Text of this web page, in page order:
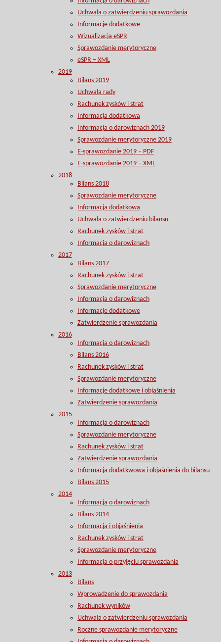
Uchwała o zatwierdzeniu sprawozdania
Informacje dodatkowe
Wizualizacja eSPR
Sprawozdanie merytoryczne
eSPR – XML
2019
Bilans 2019
Uchwała rady
Rachunek zysków i strat
Informacja dodatkowa
Informacja o darowiznach 2019
Sprawozdanie merytoryczne 2019
E-sprawozdanie 2019 – PDF
E-sprawozdanie 2019 – XML
2018
Bilans 2018
Sprawozdanie merytoryczne
Informacja dodatkowa
Uchwała o zatwierdzeniu bilansu
Rachunek zysków i strat
Informacja o darowiznach
2017
Bilans 2017
Rachunek zysków i strat
Sprawozdanie merytoryczne
Informacja o darowiznach
Informacje dodatkowe
Zatwierdzenie sprawozdania
2016
Informacja o darowiznach
Bilans 2016
Rachunek zysków i strat
Sprawozdanie merytoryczne
Informacje dodatkowe i objaśnienia
Zatwierdzenie sprawozdania
2015
Informacja o darowiznach
Sprawozdanie merytoryczne
Rachunek zysków i strat
Zatwierdzenie sprawozdania
Informacja dodatkwowa i objaśnienia do bilansu
Bilans 2015
2014
Informacja o darowiznach
Bilans 2014
Informacja i objaśnienia
Rachunek zysków i strat
Sprawozdanie merytoryczne
Informacja o przyjęciu sprawozdania
2013
Bilans
Wprowadzenie do sprawozdania
Rachunek wyników
Uchwała o zatwierdzeniu sprawozdania
Roczne sprawozdanie merytoryczne